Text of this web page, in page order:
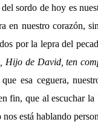
sordo de hoy es
en nuestro corazón,
por la lepra del
Hijo de David, ten
esa ceguera,
fin, que al escuchar
está hablando